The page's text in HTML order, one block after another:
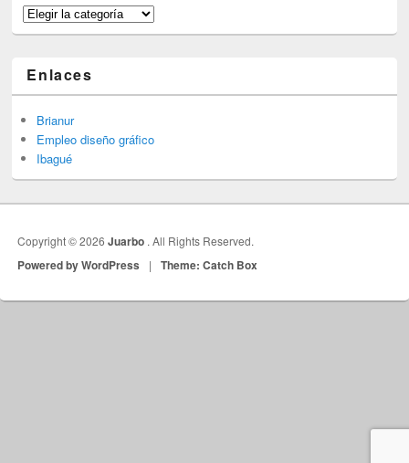
Categorías
Enlaces
Brianur
Empleo diseño gráfico
Ibagué
Copyright © 2026Juarbo . All Rights Reserved.
Powered by WordPress | Theme: Catch Box